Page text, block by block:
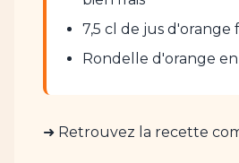
7,5 cl de jus d'orange
Rondelle d'orange
➜ Retrouvez la recette